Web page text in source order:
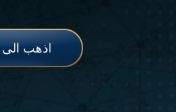
argo اذهب الى